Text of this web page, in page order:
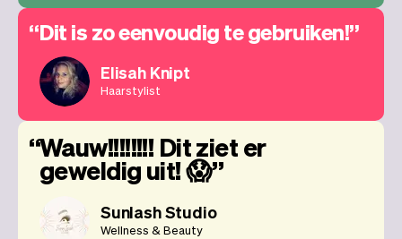
Dit is zo eenvoudig te gebruiken!
Elisah Knipt
Haarstylist
Wauw!!!!!!!! Dit ziet er
geweldig uit! 😱
Sunlash Studio
Wellness & Beauty